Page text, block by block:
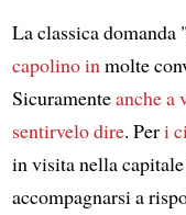
La classica domanda
capolino inmolte
Sicuramenteanche a
sentirvelo dire. Peri
in visita nella
accompagnarsi a